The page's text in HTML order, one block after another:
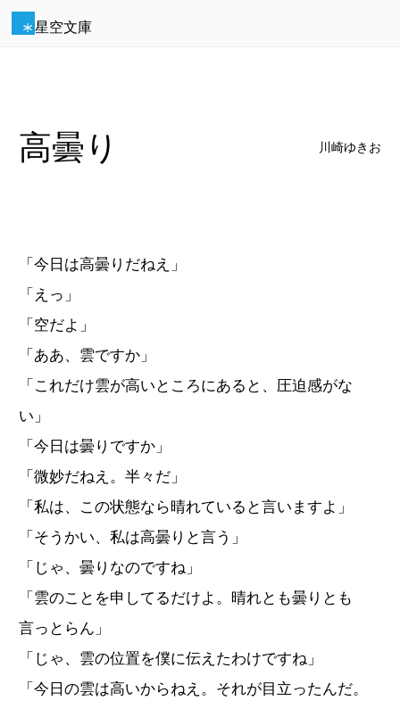
星空文庫
高曇り 川崎ゆきお
「今日は高曇りだねえ」
「えっ」
「空だよ」
「ああ、雲ですか」
「これだけ雲が高いところにあると、圧迫感がな
い」
「今日は曇りですか」
「微妙だねえ。半々だ」
「私は、この状態なら晴れていると言いますよ」
「そうかい、私は高曇りと言う」
「じゃ、曇りなのですね」
「雲のことを申してるだけよ。晴れとも曇りとも
言っとらん」
「じゃ、雲の位置を僕に伝えたわけですね」
「今日の雲は高いからねえ。それが目立ったんだ。